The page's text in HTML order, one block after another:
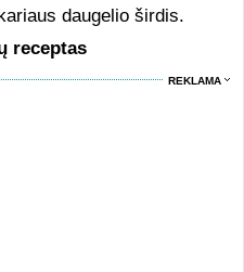
daugelio širdis.
receptas
REKLAMA